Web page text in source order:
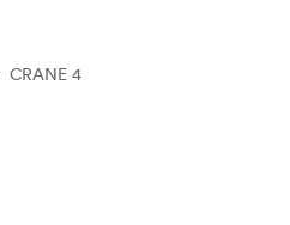
CRANE 4